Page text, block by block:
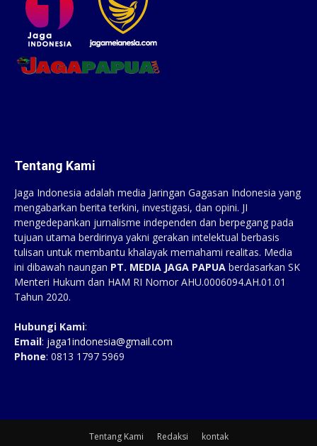
Tentang Kami
Jaga Indonesia adalah media Jaringan Gagasan Indonesia yang
mengabarkan berita terkini, investigasi, dan opini. JI
mengedepankan jurnalisme independen dan berpegang pada
tujuan utama berdirinya yakni gerakan intelektual berbasis
tulisan untuk membantu khalayak memahami realitas. Media
ini dibawah naungan PT. MEDIA JAGA PAPUA berdasarkan SK
Menteri Hukum dan HAM RI Nomor AHU.0006094.AH.01.01
Tahun 2020.
Hubungi Kami:
Email: jaga1indonesia@gmail.com
Phone: 0813 1797 5969
Tentang Kami Redaksi kontak